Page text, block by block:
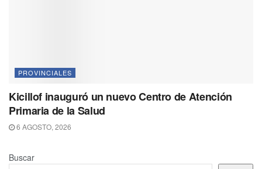
PROVINCIALES
Kicillof inauguró un nuevo Centro de Atención
Primaria de la Salud
6 AGOSTO, 2026
Buscar